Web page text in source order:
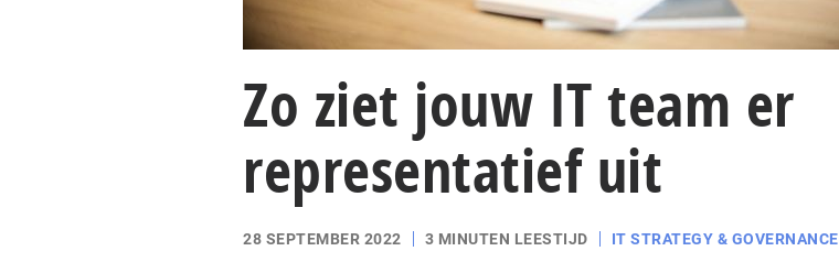
Zo ziet jouw IT team er
representatief uit
28 SEPTEMBER 2022 3 MINUTEN LEESTIJD IT STRATEGY & GOVERNANCE